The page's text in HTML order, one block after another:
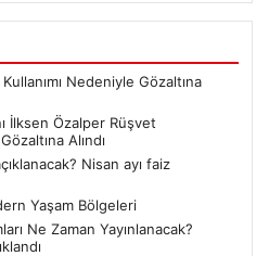
Nedeniyle Gözaltına
İlksen Özalper Rüşvet
Alındı
Nisan ayı faiz
Yaşam Bölgeleri
Ne Zaman Yayınlanacak?